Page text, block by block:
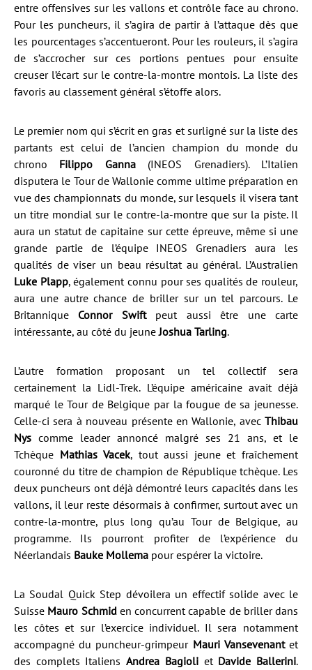
entre offensives sur les vallons et contrôle face au chrono.
Pour les puncheurs, il s’agira de partir à l’attaque dès que
les pourcentages s’accentueront. Pour les rouleurs, il s’agira
de s’accrocher sur ces portions pentues pour ensuite
creuser l’écart sur le contre-la-montre montois. La liste des
favoris au classement général s’étoffe alors.
Le premier nom qui s’écrit en gras et surligné sur la liste des
partants est celui de l’ancien champion du monde du
chrono Filippo Ganna(INEOS Grenadiers). L’Italien
disputera le Tour de Wallonie comme ultime préparation en
vue des championnats du monde, sur lesquels il visera tant
un titre mondial sur le contre-la-montre que sur la piste. Il
aura un statut de capitaine sur cette épreuve, même si une
grande partie de l’équipe INEOS Grenadiers aura les
qualités de viser un beau résultat au général. L’Australien
Luke Plapp, également connu pour ses qualités de rouleur,
aura une autre chance de briller sur un tel parcours. Le
Britannique Connor Swiftpeut aussi être une carte
intéressante, au côté du jeuneJoshua Tarling.
L’autre formation proposant un tel collectif sera
certainement la Lidl-Trek. L’équipe américaine avait déjà
marqué le Tour de Belgique par la fougue de sa jeunesse.
Celle-ci sera à nouveau présente en Wallonie, avecThibau
Nys comme leader annoncé malgré ses 21 ans, et le
Tchèque Mathias Vacek, tout aussi jeune et fraîchement
couronné du titre de champion de République tchèque. Les
deux puncheurs ont déjà démontré leurs capacités dans les
vallons, il leur reste désormais à confirmer, surtout avec un
contre-la-montre, plus long qu’au Tour de Belgique, au
programme. Ils pourront profiter de l’expérience du
Néerlandais Bauke Mollema pour espérer la victoire.
La Soudal Quick Step dévoilera un effectif solide avec le
Suisse Mauro Schmiden concurrent capable de briller dans
les côtes et sur l’exercice individuel. Il sera notamment
accompagné du puncheur-grimpeur Mauri Vansevenantet
des complets ItaliensAndrea Bagioliet Davide Ballerini.